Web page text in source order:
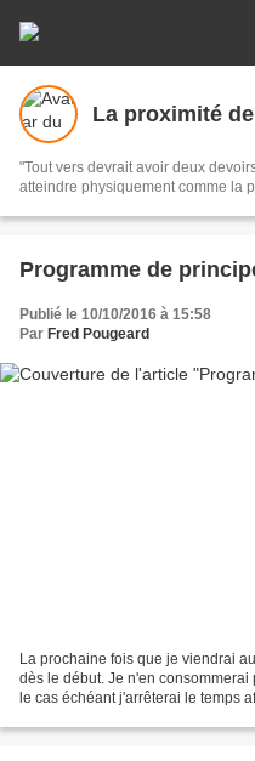
La proximité
"Tout vers devrait avoir deux
atteindre physiquement comme la
Programme de
Publié le 10/10/2016 à 15:58
Par Fred Pougeard
La prochaine fois que je viendrai
dès le début. Je n'en
le cas échéant j'arrêterai le temps